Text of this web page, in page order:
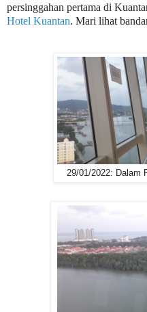
persinggahan pertama di
Hotel Kuantan. Mari lihat
29/01/2022: Dalam